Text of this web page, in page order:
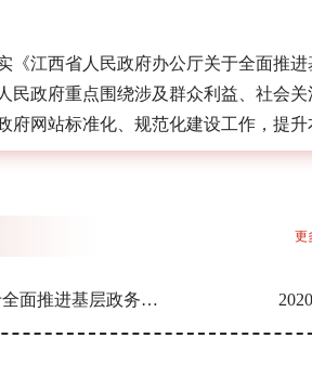
《江西省人民政府办公厅关于全面推
民政府重点围绕涉及群众利益、社会
府网站标准化、规范化建设工作，提
更
国务院办公厅关于全面推进基层政务公开标准化规范化工作的指...